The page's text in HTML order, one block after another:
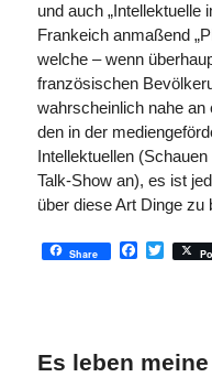
und auch „Intellektuelle
Frankeich anmaßend
welche – wenn
französischen
wahrscheinlich nahe an
den in der
Intellektuellen
Talk-Show an), es ist
über diese Art Dinge zu
Share
Es leben